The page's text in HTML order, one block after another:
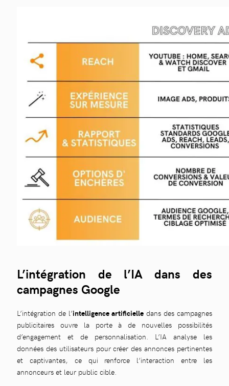
L’intégration de l’IA dans des
campagnes Google
L’intégration de l’intelligence artificielle dans des campagnes
publicitaires ouvre la porte à de nouvelles possibilités
d’engagement et de personnalisation. L’IA analyse les
données des utilisateurs pour créer des annonces pertinentes
et captivantes, ce qui renforce l’interaction entre les
annonceurs et leur public cible.